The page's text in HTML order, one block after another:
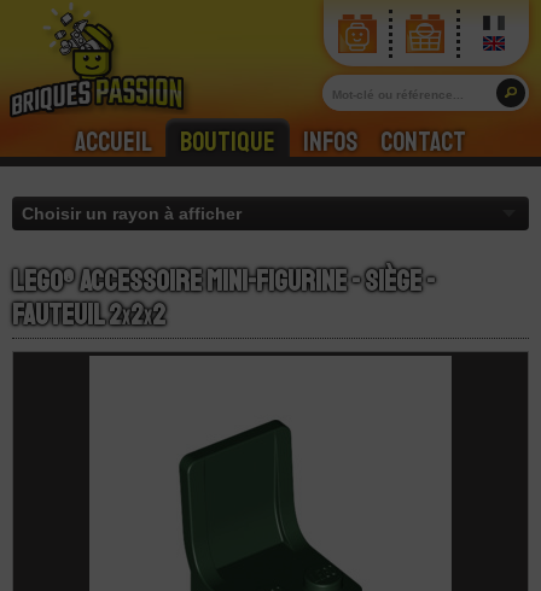
Accueil Boutique Infos Contact
LEGO® Accessoire Mini-Figurine - Siège -
Fauteuil 2x2x2